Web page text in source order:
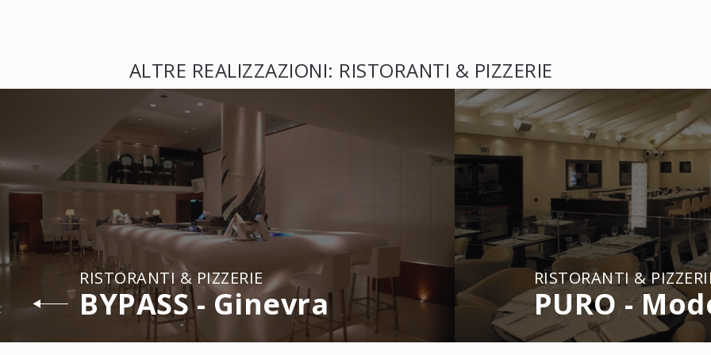
ALTRE REALIZZAZIONI: RISTORANTI & PIZZERIE
RISTORANTI & PIZZERIE
BYPASS - Ginevra
RISTORANTI &
PURO -